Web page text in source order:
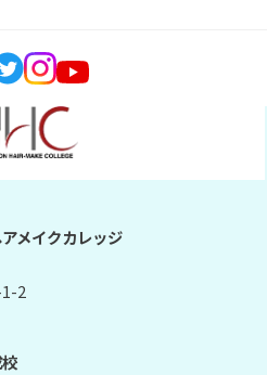
メイクカレッジ
2